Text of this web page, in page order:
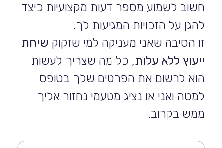
חשוב לשמוע מספר דעות מקצועיות כיצד
להגן על הזכויות המגיעות לך.
זו הסיבה שאני מעניקה למי שזקוק שיחת
ייעוץ ללא עלות, כל מה שצריך לעשות
הוא לרשום את הפרטים שלך בטופס
למטה ואני או נציג מטעמי נחזור אליך
ממש בקרוב.